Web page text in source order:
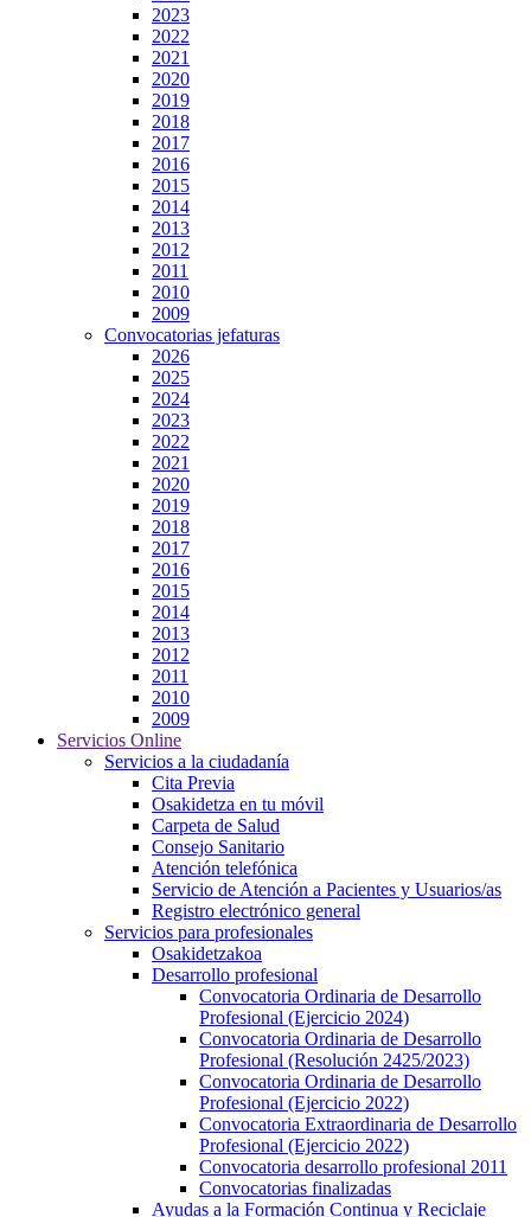
2023
2022
2021
2020
2019
2018
2017
2016
2015
2014
2013
2012
2011
2010
2009
Convocatorias jefaturas
2026
2025
2024
2023
2022
2021
2020
2019
2018
2017
2016
2015
2014
2013
2012
2011
2010
2009
Servicios Online
Servicios a la ciudadanía
Cita Previa
Osakidetza en tu móvil
Carpeta de Salud
Consejo Sanitario
Atención telefónica
Servicio de Atención a Pacientes y Usuarios/as
Registro electrónico general
Servicios para profesionales
Osakidetzakoa
Desarrollo profesional
Convocatoria Ordinaria de Desarrollo
Profesional (Ejercicio 2024)
Convocatoria Ordinaria de Desarrollo
Profesional (Resolución 2425/2023)
Convocatoria Ordinaria de Desarrollo
Profesional (Ejercicio 2022)
Convocatoria Extraordinaria de Desarrollo
Profesional (Ejercicio 2022)
Convocatoria desarrollo profesional 2011
Convocatorias finalizadas
Ayudas a la Formación Continua y Reciclaje